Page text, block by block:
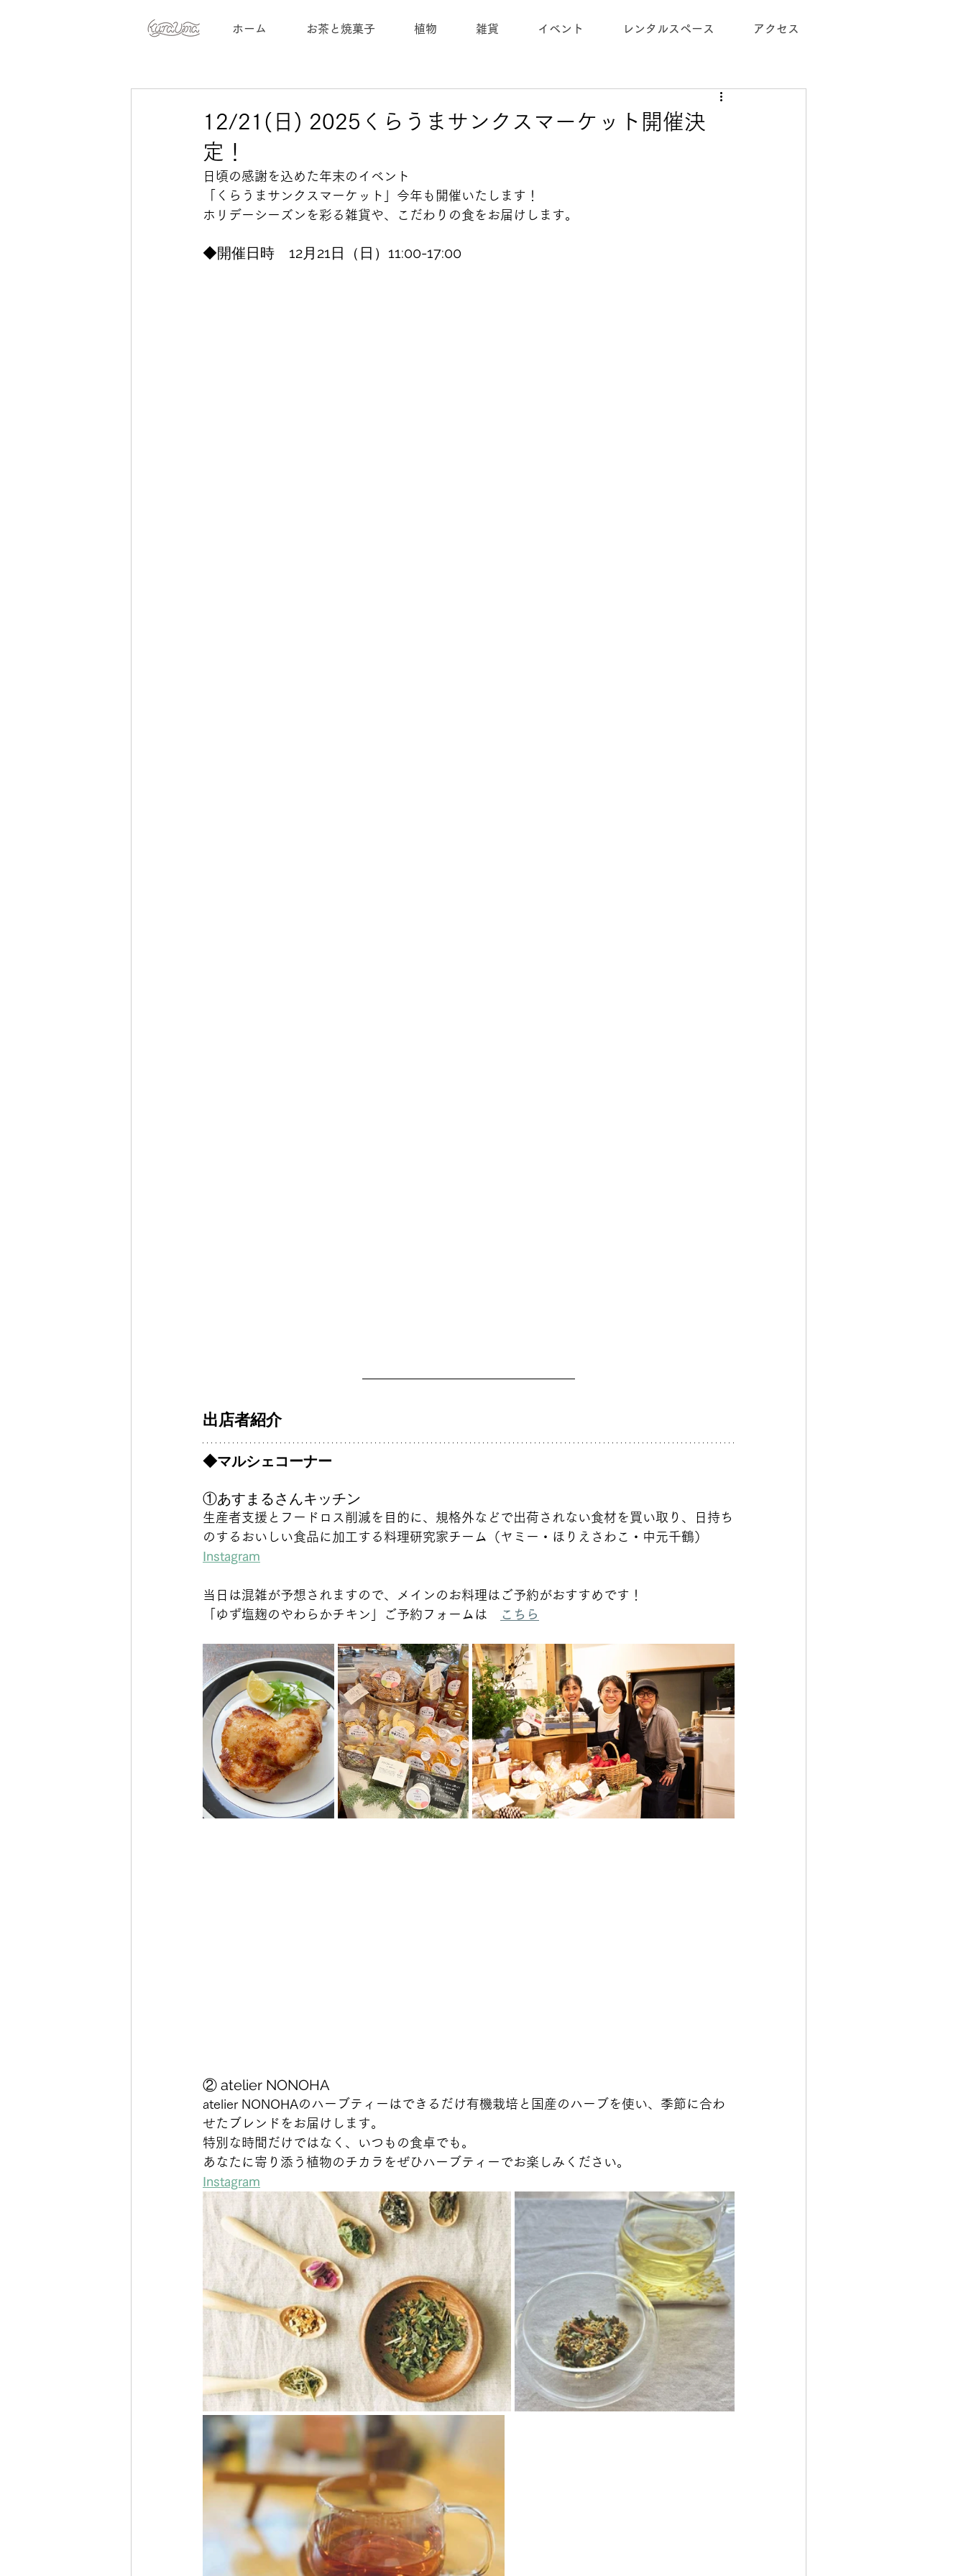
ホーム お茶と焼菓子 植物 雑貨 イベント レンタルスペース アクセス
12/21(日) 2025くらうまサンクスマーケット開催決
定！
日頃の感謝を込めた年末のイベント
「くらうまサンクスマーケット」今年も開催いたします！
ホリデーシーズンを彩る雑貨や、こだわりの食をお届けします。
◆開催日時　12月21日（日）11:00-17:00
出店者紹介
◆マルシェコーナー
①あすまるさんキッチン
生産者支援とフードロス削減を目的に、規格外などで出荷されない食材を買い取り、日持ち
のするおいしい食品に加工する料理研究家チーム（ヤミー・ほりえさわこ・中元千鶴）
Instagram
当日は混雑が予想されますので、メインのお料理はご予約がおすすめです！
「ゆず塩麹のやわらかチキン」ご予約フォームは
こちら
② atelier NONOHA
atelier NONOHAのハーブティーはできるだけ有機栽培と国産のハーブを使い、季節に合わ
せたブレンドをお届けします。
特別な時間だけではなく、いつもの食卓でも。
あなたに寄り添う植物のチカラをぜひハーブティーでお楽しみください。
Instagram